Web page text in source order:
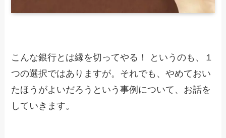
こんな銀行とは縁を切ってやる！ というのも、１
つの選択ではありますが。それでも、やめておい
たほうがよいだろうという事例について、お話を
していきます。